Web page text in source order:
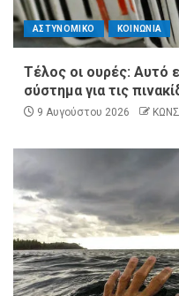
ΑΣΤΥΝΟΜΙΚΟ ΚΟΙΝΩΝΙΑ
Τέλος οι ουρές: Αυτό
σύστημα για τις
9 Αυγούστου 2026